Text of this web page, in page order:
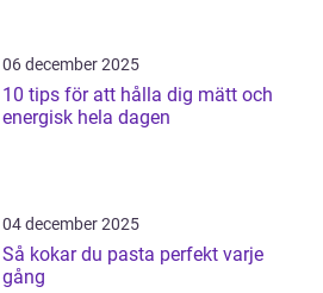
06 december 2025
10 tips för att hålla dig mätt och
energisk hela dagen
04 december 2025
Så kokar du pasta perfekt varje
gång